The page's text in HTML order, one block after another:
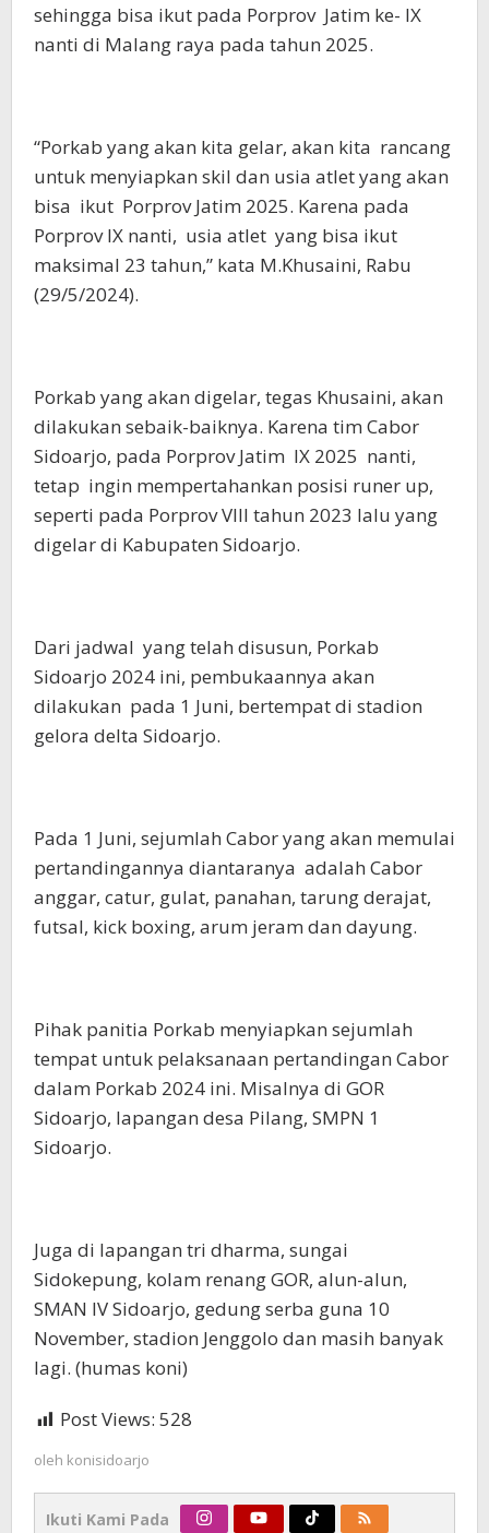
sehingga bisa ikut pada Porprov Jatim ke- IX
nanti di Malang raya pada tahun 2025.
“Porkab yang akan kita gelar, akan kita rancang
untuk menyiapkan skil dan usia atlet yang akan
bisa ikut Porprov Jatim 2025. Karena pada
Porprov IX nanti, usia atlet yang bisa ikut
maksimal 23 tahun,” kata M.Khusaini, Rabu
(29/5/2024).
Porkab yang akan digelar, tegas Khusaini, akan
dilakukan sebaik-baiknya. Karena tim Cabor
Sidoarjo, pada Porprov Jatim IX 2025 nanti,
tetap ingin mempertahankan posisi runer up,
seperti pada Porprov VIII tahun 2023 lalu yang
digelar di Kabupaten Sidoarjo.
Dari jadwal yang telah disusun, Porkab
Sidoarjo 2024 ini, pembukaannya akan
dilakukan pada 1 Juni, bertempat di stadion
gelora delta Sidoarjo.
Pada 1 Juni, sejumlah Cabor yang akan memulai
pertandingannya diantaranya adalah Cabor
anggar, catur, gulat, panahan, tarung derajat,
futsal, kick boxing, arum jeram dan dayung.
Pihak panitia Porkab menyiapkan sejumlah
tempat untuk pelaksanaan pertandingan Cabor
dalam Porkab 2024 ini. Misalnya di GOR
Sidoarjo, lapangan desa Pilang, SMPN 1
Sidoarjo.
Juga di lapangan tri dharma, sungai
Sidokepung, kolam renang GOR, alun-alun,
SMAN IV Sidoarjo, gedung serba guna 10
November, stadion Jenggolo dan masih banyak
lagi. (humas koni)
Post Views: 528
oleh konisidoarjo
Ikuti Kami Pada